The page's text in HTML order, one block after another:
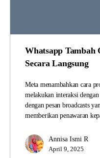
Whatsapp Tambah
Secara Langsung
Meta menambahkan cara
melakukan interaksi
dengan pesan broadcasts
memberikan penawaran
Annisa Ismi R
April 9, 2025